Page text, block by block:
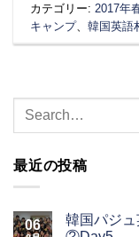
カテゴリー: 2017年
キャンプ、韓国英語
最近の投稿
06
韓国パジ